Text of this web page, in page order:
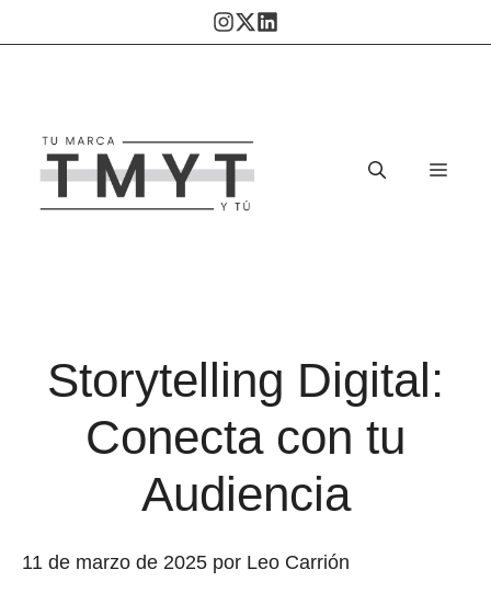
al
Menú
Storytelling Digital:
Conecta con tu
Audiencia
11 de marzo de 2025 por Leo Carrión